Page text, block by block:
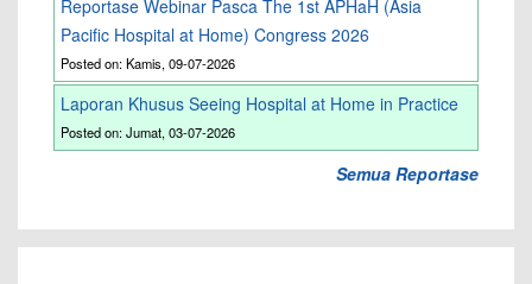
Reportase Webinar Pasca The 1st APHaH (Asia
Pacific Hospital at Home) Congress 2026
Posted on: Kamis, 09-07-2026
Laporan Khusus Seeing Hospital at Home in Practice
Posted on: Jumat, 03-07-2026
Semua Reportase